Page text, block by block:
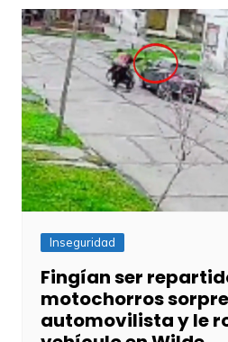
Inseguridad
Fingían ser
motochorros
automovilista y le